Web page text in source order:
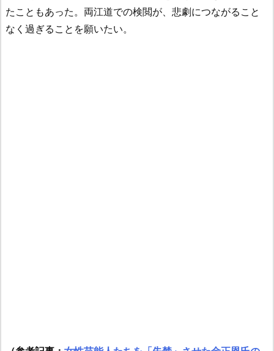
たこともあった。両江道での検閲が、悲劇につながること
なく過ぎることを願いたい。